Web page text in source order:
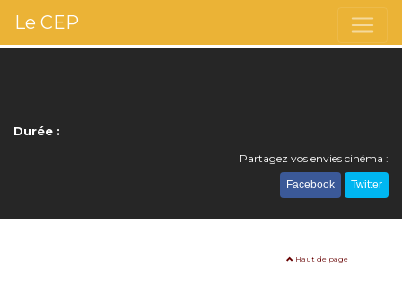
Le CEP
Durée :
Partagez vos envies cinéma :
Facebook Twitter
Haut de page